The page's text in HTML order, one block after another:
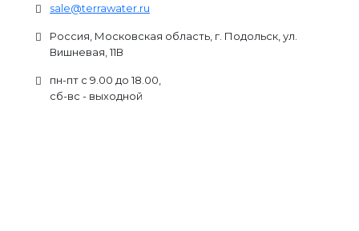
sale@terrawater.ru
Россия, Московская область, г. Подольск, ул.
Вишневая, 11В
пн-пт с 9.00 до 18.00,
сб-вс - выходной